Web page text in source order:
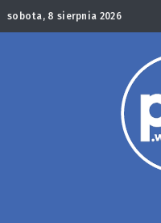
sobota, 8 sierpnia 2026